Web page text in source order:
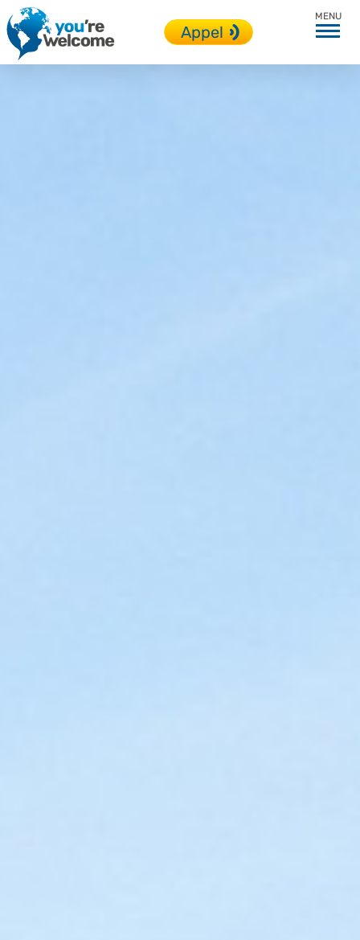
Appel
Toutes nos destinations